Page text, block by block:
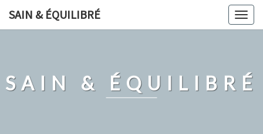
SAIN & ÉQUILIBRÉ
SAIN & ÉQUILIBRÉ